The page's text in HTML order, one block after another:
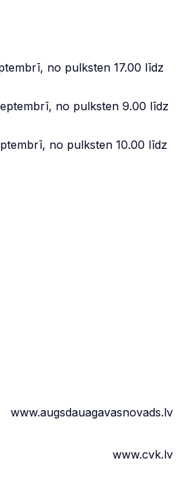
no pulksten 17.00 līdz
no pulksten 9.00 līdz
no pulksten 10.00 līdz
www.augsdauagavasnovads.lv
www.cvk.lv